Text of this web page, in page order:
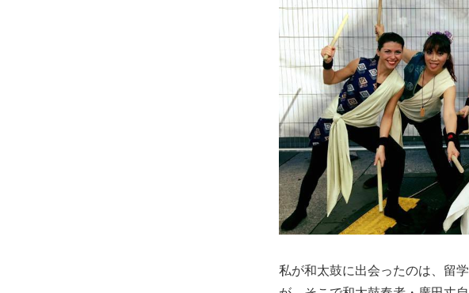
私が和太鼓に出会ったのは、留